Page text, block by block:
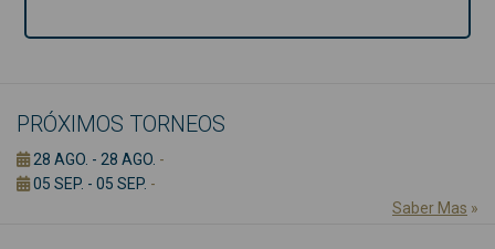
PRÓXIMOS TORNEOS
28 AGO. - 28 AGO. -
05 SEP. - 05 SEP. -
Saber Mas »